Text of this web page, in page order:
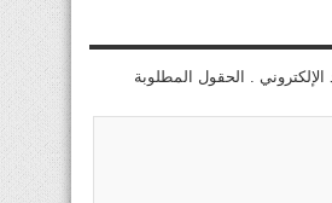
الإلكتروني . الحقول المطلوبة